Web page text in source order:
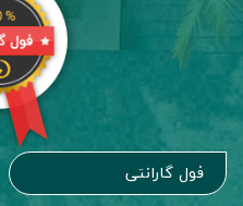
فول گارانتی